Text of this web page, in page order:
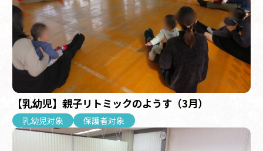
【乳幼児】親子リトミックのようす（3月）
乳幼児対象 保護者対象